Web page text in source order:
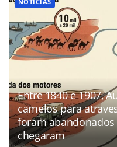
Entre 1840 e 1907,
camelos para
foram
chegaram